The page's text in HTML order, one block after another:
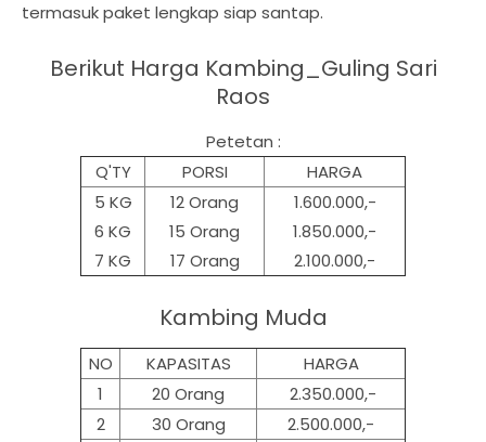
termasuk paket lengkap siap santap.
Berikut Harga Kambing_Guling Sari
Raos
Petetan :
Q'TY
PORSI
HARGA
5 KG
6 KG
7 KG
12 Orang
15 Orang
17 Orang
1.600.000,-
1.850.000,-
2.100.000,-
Kambing Muda
NO KAPASITAS
HARGA
1
20 Orang
2.350.000,-
2
30 Orang
2.500.000,-